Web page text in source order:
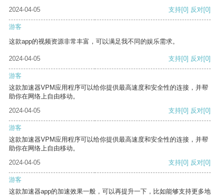
2024-04-05
支持[0] 反对[0]
游客
这款app的视频资源非常丰富，可以满足我不同的娱乐需求。
2024-04-05 支持[0] 反对[0]
游客
这款加速器VPM应用程序可以给你提供最高速度和安全性的连接，并帮
助你在网络上自由移动。
2024-04-05
支持[0] 反对[0]
游客
这款加速器VPM应用程序可以给你提供最高速度和安全性的连接，并帮
助你在网络上自由移动。
2024-04-05
支持[0] 反对[0]
游客
这款加速器app的加速效果一般，可以再提升一下，比如能够支持更多地